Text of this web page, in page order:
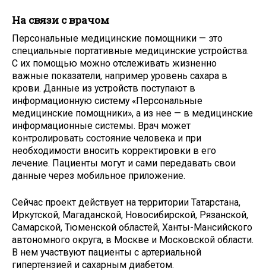
На связи с врачом
Персональные медицинские помощники — это
специальные портативные медицинские устройства.
С их помощью можно отслеживать жизненно
важные показатели, например уровень сахара в
крови. Данные из устройств поступают в
информационную систему «Персональные
медицинские помощники», а из нее — в медицинские
информационные системы. Врач может
контролировать состояние человека и при
необходимости вносить корректировки в его
лечение. Пациенты могут и сами передавать свои
данные через мобильное приложение.
Сейчас проект действует на территории Татарстана,
Иркутской, Магаданской, Новосибирской, Рязанской,
Самарской, Тюменской областей, Ханты-Мансийского
автономного округа, в Москве и Московской области.
В нем участвуют пациенты с артериальной
гипертензией и сахарным диабетом.